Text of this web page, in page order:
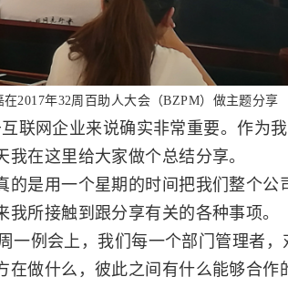
在2017年32周百助人大会（BZPM）做主题分享
网企业来说确实非常重要。作为
在这里给大家做个总结分享。
是用一个星期的时间把我们整个公
所接触到跟分享有关的各种事项。
例会上，我们每一个部门管理者
做什么，彼此之间有什么能够合